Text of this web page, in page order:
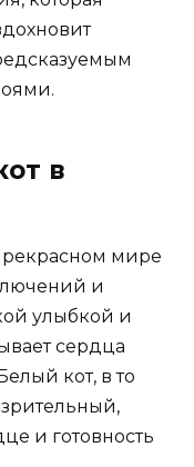
в
мире
и
улыбкой и
сердца
кот, в то
и готовность